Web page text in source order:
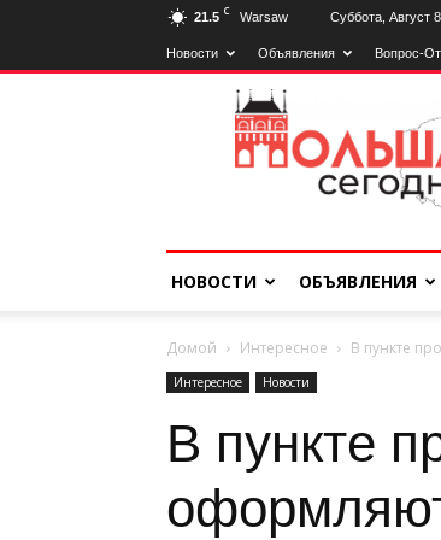
21.5 C Warsaw Суббота, Август
Новости Объявления Вопрос-
Польща
Сьогодні
НОВОСТИ ОБЪЯВЛЕНИЯ
Домой Интересное В пункте
Интересное Новости
В пункте